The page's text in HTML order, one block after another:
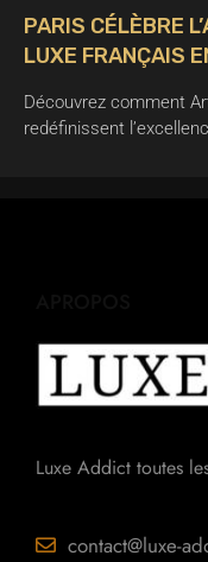
PARIS CÉLÈBRE
LUXE FRANÇAIS
Découvrez comment
redéfinissent
Luxe Addict toutes
contact@luxe-